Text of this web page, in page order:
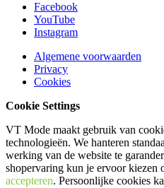
Facebook
YouTube
Instagram
Algemene voorwaarden
Privacy
Cookies
Cookie Settings
VT Mode maakt gebruik van
technologieën. We hanteren
werking van de website te
shopervaring kun je ervoor kiezen
accepteren. Persoonlijke cookies